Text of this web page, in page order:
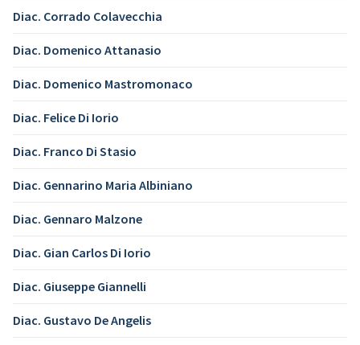
Diac. Corrado Colavecchia
Diac. Domenico Attanasio
Diac. Domenico Mastromonaco
Diac. Felice Di Iorio
Diac. Franco Di Stasio
Diac. Gennarino Maria Albiniano
Diac. Gennaro Malzone
Diac. Gian Carlos Di Iorio
Diac. Giuseppe Giannelli
Diac. Gustavo De Angelis